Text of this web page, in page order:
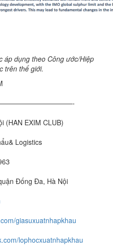
áp dụng theo Công ước/Hiệp
trên thế giới.
(HAN EXIM CLUB)
Logistics
Đống Đa, Hà Nội
giasuxuatnhapkhau
lophocxuatnhapkhau